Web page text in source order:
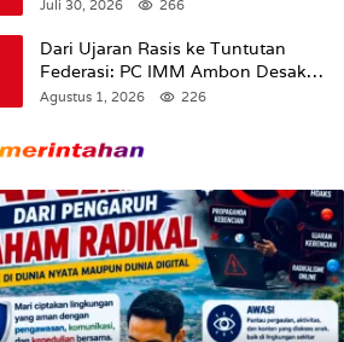
Juli 30, 2026 266
Dari Ujaran Rasis ke Tuntutan
Federasi: PC IMM Ambon Desak
Klarifikasi Presiden dan Imbau
Putih Di Maluku.
Agustus 1, 2026 226